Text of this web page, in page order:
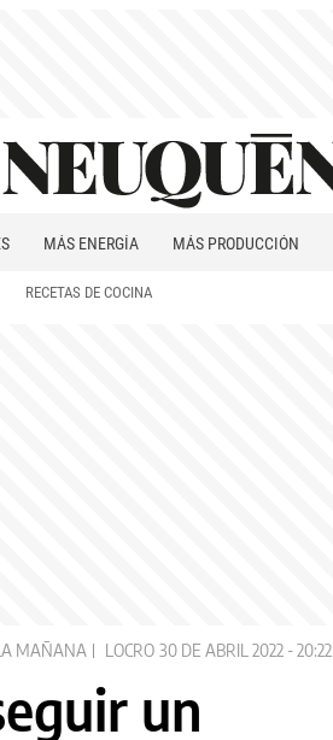
MÁS ENERGÍA MÁS PRODUCCIÓN
RECETAS DE COCINA
MAÑANA LOCRO 30 DE ABRIL 2022 - 20:22
un